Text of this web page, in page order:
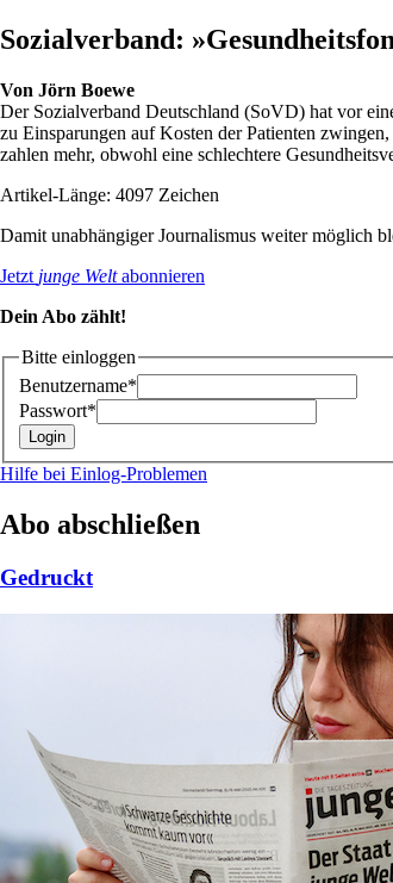
Sozialverband:
Von Jörn Boewe
Der Sozialverband Deutschland (SoVD) hat vor
zu Einsparungen auf Kosten der Patienten
zahlen mehr, obwohl eine schlechtere
Artikel-Länge: 4097 Zeichen
Damit unabhängiger Journalismus weiter möglich
Jetzt junge Weltabonnieren
Dein Abo zählt!
Bitte einloggen
Benutzername*
Passwort*
Hilfe bei Einlog-Problemen
Abo abschließen
Gedruckt